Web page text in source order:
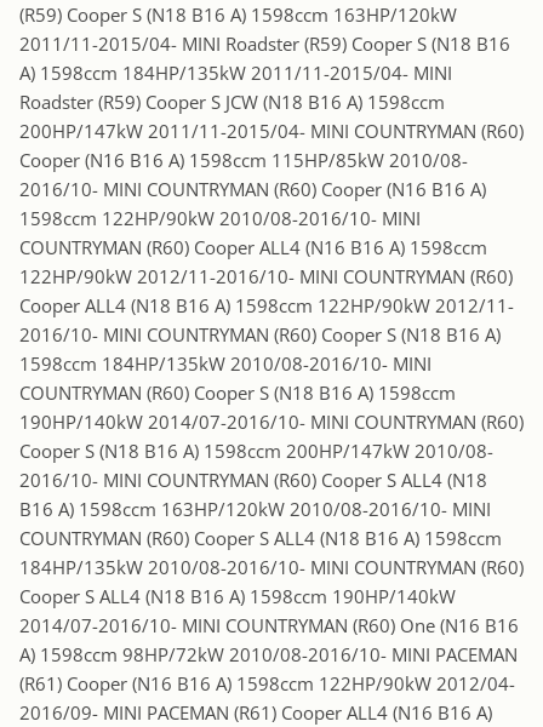
(R59) Cooper S (N18 B16 A) 1598ccm 163HP/120kW
2011/11-2015/04- MINI Roadster (R59) Cooper S (N18 B16
A) 1598ccm 184HP/135kW 2011/11-2015/04- MINI
Roadster (R59) Cooper S JCW (N18 B16 A) 1598ccm
200HP/147kW 2011/11-2015/04- MINI COUNTRYMAN (R60)
Cooper (N16 B16 A) 1598ccm 115HP/85kW 2010/08-
2016/10- MINI COUNTRYMAN (R60) Cooper (N16 B16 A)
1598ccm 122HP/90kW 2010/08-2016/10- MINI
COUNTRYMAN (R60) Cooper ALL4 (N16 B16 A) 1598ccm
122HP/90kW 2012/11-2016/10- MINI COUNTRYMAN (R60)
Cooper ALL4 (N18 B16 A) 1598ccm 122HP/90kW 2012/11-
2016/10- MINI COUNTRYMAN (R60) Cooper S (N18 B16 A)
1598ccm 184HP/135kW 2010/08-2016/10- MINI
COUNTRYMAN (R60) Cooper S (N18 B16 A) 1598ccm
190HP/140kW 2014/07-2016/10- MINI COUNTRYMAN (R60)
Cooper S (N18 B16 A) 1598ccm 200HP/147kW 2010/08-
2016/10- MINI COUNTRYMAN (R60) Cooper S ALL4 (N18
B16 A) 1598ccm 163HP/120kW 2010/08-2016/10- MINI
COUNTRYMAN (R60) Cooper S ALL4 (N18 B16 A) 1598ccm
184HP/135kW 2010/08-2016/10- MINI COUNTRYMAN (R60)
Cooper S ALL4 (N18 B16 A) 1598ccm 190HP/140kW
2014/07-2016/10- MINI COUNTRYMAN (R60) One (N16 B16
A) 1598ccm 98HP/72kW 2010/08-2016/10- MINI PACEMAN
(R61) Cooper (N16 B16 A) 1598ccm 122HP/90kW 2012/04-
2016/09- MINI PACEMAN (R61) Cooper ALL4 (N16 B16 A)